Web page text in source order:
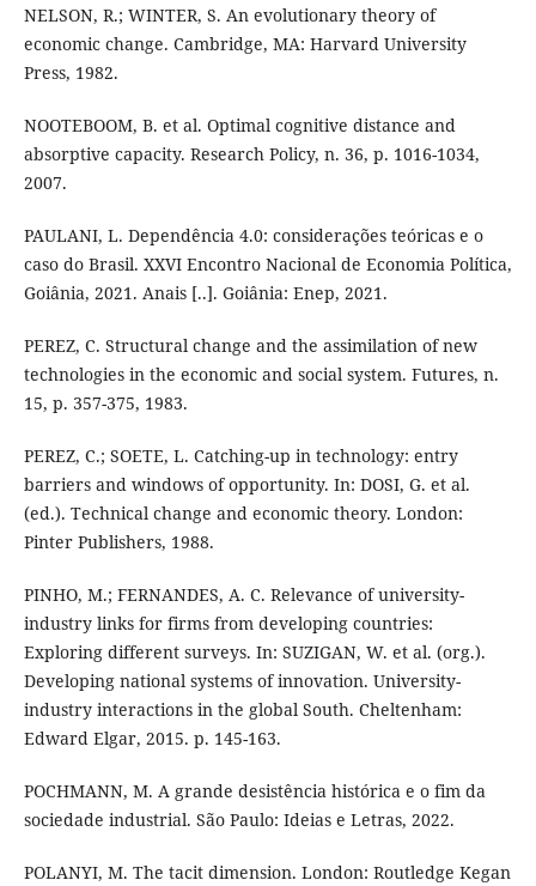
NELSON, R.; WINTER, S. An evolutionary theory of
economic change. Cambridge, MA: Harvard University
Press, 1982.
NOOTEBOOM, B. et al. Optimal cognitive distance and
absorptive capacity. Research Policy, n. 36, p. 1016-1034,
2007.
PAULANI, L. Dependência 4.0: considerações teóricas e o
caso do Brasil. XXVI Encontro Nacional de Economia Política,
Goiânia, 2021. Anais [..]. Goiânia: Enep, 2021.
PEREZ, C. Structural change and the assimilation of new
technologies in the economic and social system. Futures, n.
15, p. 357-375, 1983.
PEREZ, C.; SOETE, L. Catching-up in technology: entry
barriers and windows of opportunity. In: DOSI, G. et al.
(ed.). Technical change and economic theory. London:
Pinter Publishers, 1988.
PINHO, M.; FERNANDES, A. C. Relevance of university-
industry links for firms from developing countries:
Exploring different surveys. In: SUZIGAN, W. et al. (org.).
Developing national systems of innovation. University-
industry interactions in the global South. Cheltenham:
Edward Elgar, 2015. p. 145-163.
POCHMANN, M. A grande desistência histórica e o fim da
sociedade industrial. São Paulo: Ideias e Letras, 2022.
POLANYI, M. The tacit dimension. London: Routledge Kegan